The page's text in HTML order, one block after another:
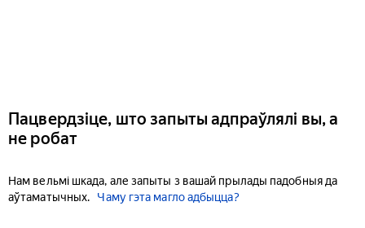
Пацвердзіце, што запыты адпраўлялі вы, а
не робат
Нам вельмі шкада, але запыты з вашай прылады падобныя да
аўтаматычных.
Чаму гэта магло адбыцца?